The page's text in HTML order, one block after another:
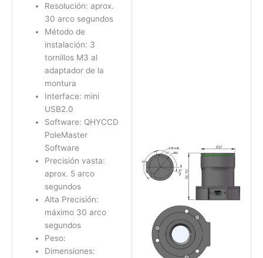
Resolución: aprox.
30 arco segundos
Método de
instalación: 3
tornillos M3 al
adaptador de la
montura
Interface: mini
USB2.0
Software: QHYCCD
PoleMaster
Software
Precisión vasta:
aprox. 5 arco
segundos
Alta Precisión:
máximo 30 arco
segundos
Peso:
Dimensiones: